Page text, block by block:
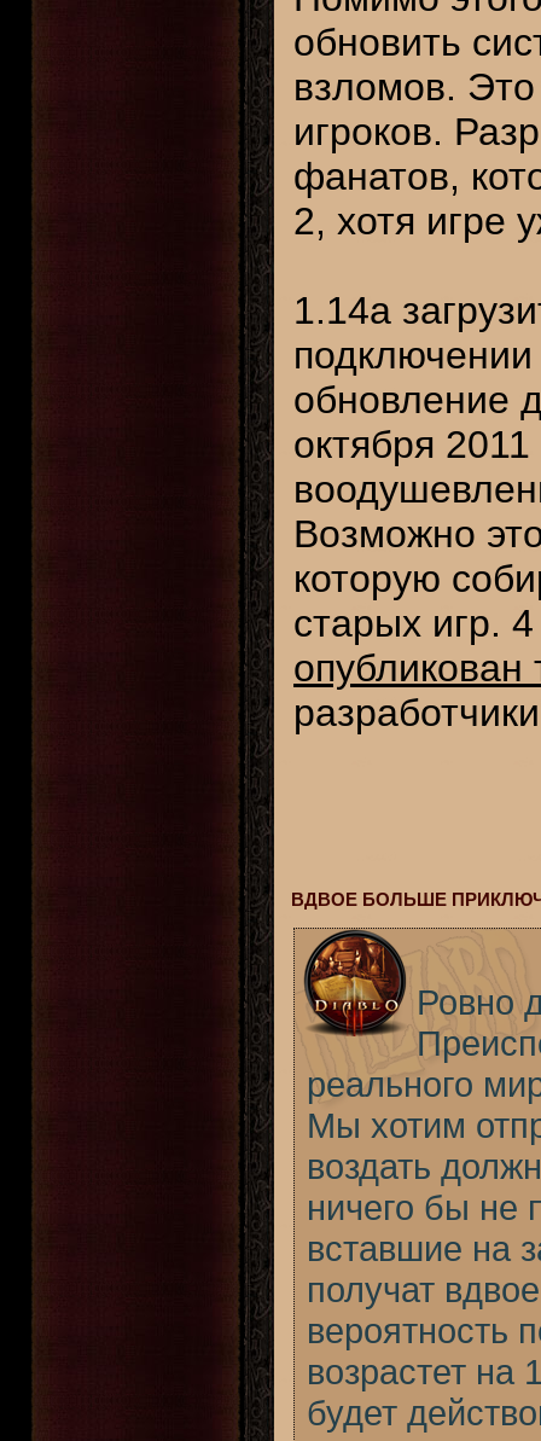
обновить
взломов. Это
игроков.
фанатов,
2, хотя игре
1.14a
обновление
октября
Возможно
которую
старых игр.
опубликован
ВДВОЕ БОЛЬШЕ
Ровно
реального
Мы хотим
воздать
ничего бы не
вставшие на
получат
вероятность
возрастет
будет